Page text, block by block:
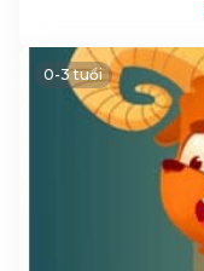
0-3 tuổi